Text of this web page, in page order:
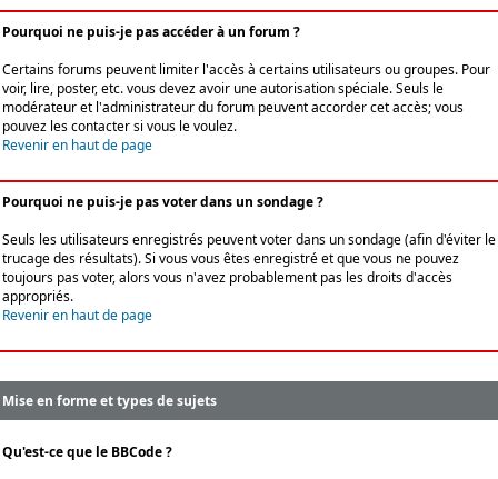
Pourquoi ne puis-je pas accéder à un forum ?
Certains forums peuvent limiter l'accès à certains utilisateurs ou groupes. Pour
voir, lire, poster, etc. vous devez avoir une autorisation spéciale. Seuls le
modérateur et l'administrateur du forum peuvent accorder cet accès; vous
pouvez les contacter si vous le voulez.
Revenir en haut de page
Pourquoi ne puis-je pas voter dans un sondage ?
Seuls les utilisateurs enregistrés peuvent voter dans un sondage (afin d'éviter le
trucage des résultats). Si vous vous êtes enregistré et que vous ne pouvez
toujours pas voter, alors vous n'avez probablement pas les droits d'accès
appropriés.
Revenir en haut de page
Mise en forme et types de sujets
Qu'est-ce que le BBCode ?